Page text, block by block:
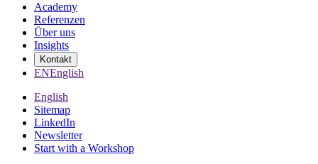
Academy
Referenzen
Über uns
Insights
Kontakt
ENEnglish
English
Sitemap
LinkedIn
Newsletter
Start with a Workshop